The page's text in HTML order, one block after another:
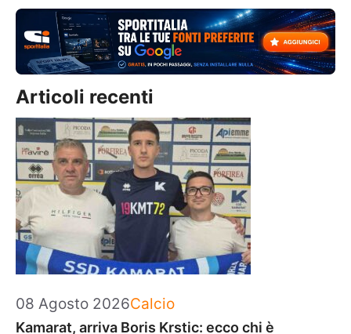
Articoli recenti
08 Agosto 2026Categorie
Calcio
Kamarat, arriva Boris Krstic: ecco chi è